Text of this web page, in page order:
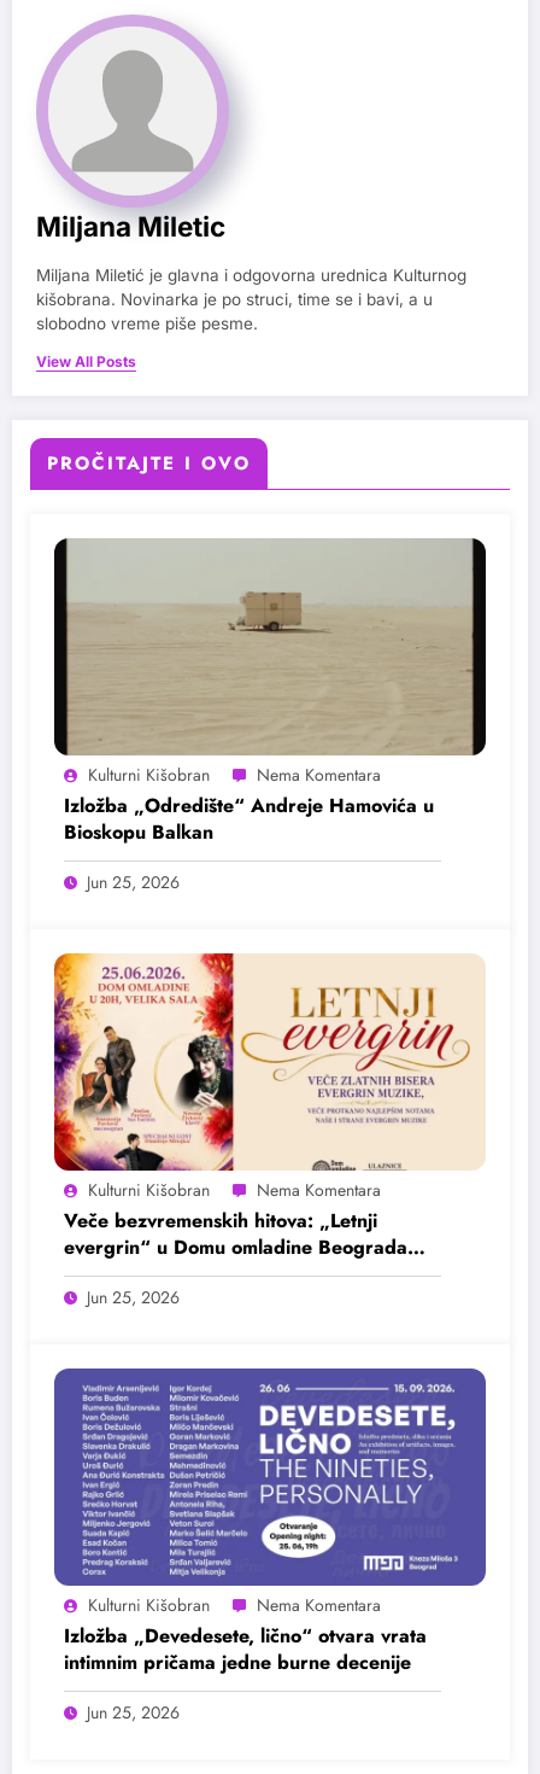
Miljana Miletic
Miljana Miletić je glavna i odgovorna urednica Kulturnog
kišobrana. Novinarka je po struci, time se i bavi, a u
slobodno vreme piše pesme.
View All Posts
PROČITAJTE I OVO
Kulturni Kišobran
Izložba „Odredište“ Andreje Hamovića u
Bioskopu Balkan
Jun 25, 2026
Kulturni Kišobran
Veče bezvremenskih hitova: „Letnji
evergrin“ u Domu omladine Beograda
25. juna
Jun 25, 2026
Kulturni Kišobran
Izložba „Devedesete, lično“ otvara vrata
intimnim pričama jedne burne decenije
Jun 25, 2026